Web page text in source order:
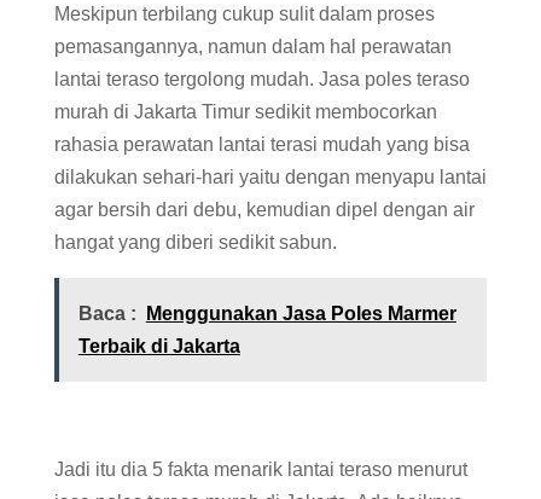
Meskipun terbilang cukup sulit dalam proses
pemasangannya, namun dalam hal perawatan
lantai teraso tergolong mudah. Jasa poles teraso
murah di Jakarta Timur sedikit membocorkan
rahasia perawatan lantai terasi mudah yang bisa
dilakukan sehari-hari yaitu dengan menyapu lantai
agar bersih dari debu, kemudian dipel dengan air
hangat yang diberi sedikit sabun.
Baca :
Menggunakan Jasa Poles Marmer
Terbaik di Jakarta
Jadi itu dia 5 fakta menarik lantai teraso menurut